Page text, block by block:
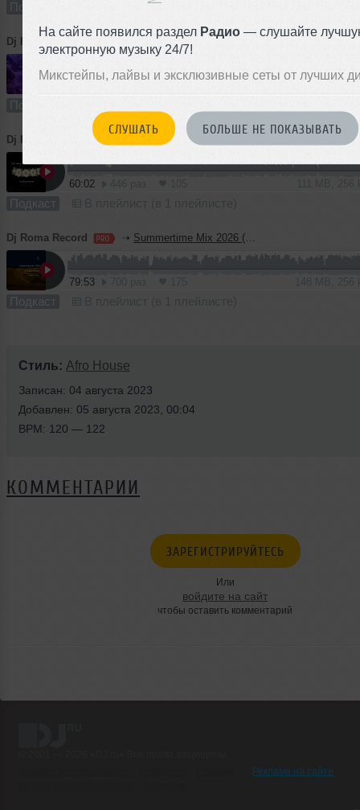
На сайте появился раздел Радио — слушайте
электронную музыку 24/7!
Микстейпы, лайвы и эксклюзивные сеты от лучших
СЛУШАТЬ БОЛЬШЕ НЕ ПОКАЗЫВАТЬ
Подкаст В плейлист (в 3 плейлистах)
Dj Roma Record July Organic Mix 2026
150 MB,
Подкаст
Dj Roma Record July House & Tech Session 2026
60:02
Подкаст
Dj Roma Record ➝ Summertime Mix 2026 (afro & tribal)
79:53
Подкаст
Стиль: Afro House
Записан: 04 августа 2023
Добавлен: 05 августа 2023, 00:04
BPM: 120 — 122
КОММЕНТАРИИ
ЗАРЕГИСТРИРУЙТЕСЬ
Или
войдите на сайт
чтобы оставить комментарий
Реклама на сайте